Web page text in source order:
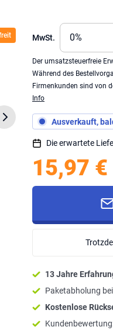
MwSt.
Der umsatzsteuerfreie
Während des
Firmenkunden sind von
Info
Ausverkauft,
Die erwartete
15,97 €
13 Jahre
Paketabholung bei
Kostenlose